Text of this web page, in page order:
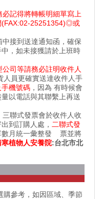
記得將轉帳明細單寫上
(FAX:02-25251354)◎或
接到送達通知函，確保
，如未接獲請於上班時
司等請務必註明收件人
人員更確實送達收件人手
機號碼 ，因為 有時候會
以電話與其聯繫上再送
聯式發票會於收件人收
到訂購人處， 二聯式發
數月統一彙整發 票並將
植物人安養院:台北市北
購參考，如因區域、季節